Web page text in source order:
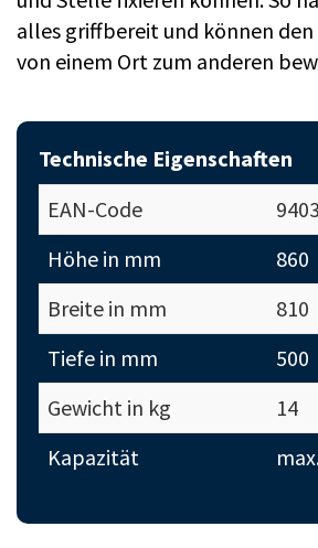
alles griffbereit und können den
von einem Ort zum anderen
Technische Eigenschaften
EAN-Code
Höhe in mm
860
Breite in mm
810
Tiefe in mm
500
Gewicht in kg
14
Kapazität